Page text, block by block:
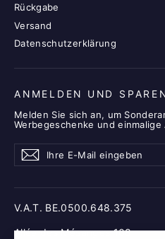
Rückgabe
Versand
Datenschutzerklärung
ANMELDEN UND
Melden Sie sich an, um
Werbegeschenke und
Ihre
Mail
AbonnierenAbonnieren
V.A.T. BE.0500.648.375
Allée des Mésanges 108